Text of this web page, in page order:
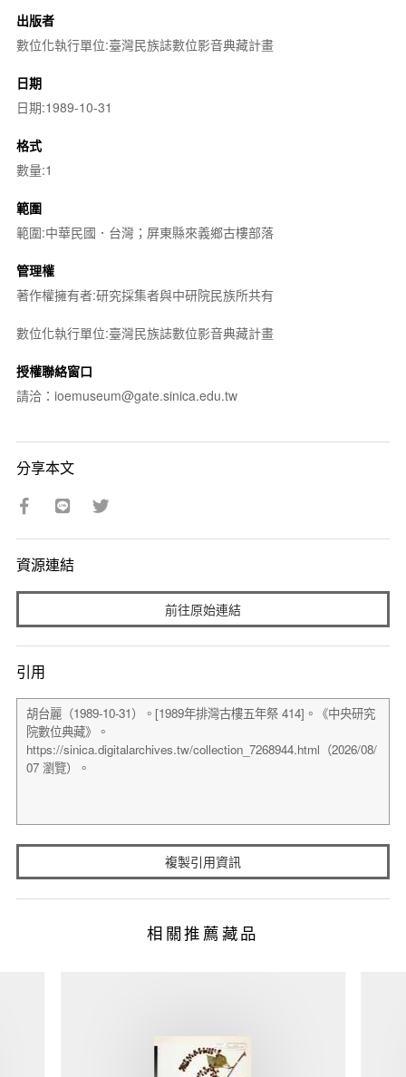
出版者
數位化執行單位:臺灣民族誌數位影音典藏計畫
日期
日期:1989-10-31
格式
數量:1
範圍
範圍:中華民國．台灣；屏東縣來義鄉古樓部落
管理權
著作權擁有者:研究採集者與中研院民族所共有
數位化執行單位:臺灣民族誌數位影音典藏計畫
授權聯絡窗口
請洽：ioemuseum@gate.sinica.edu.tw
分享本文
資源連結
前往原始連結
引用
複製引用資訊
相關推薦藏品